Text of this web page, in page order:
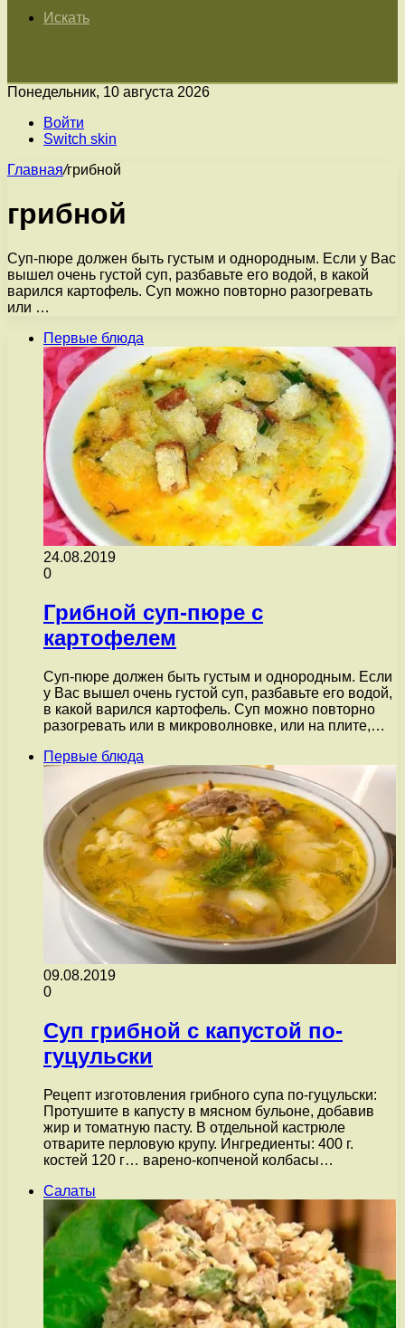
Искать
Понедельник, 10 августа 2026
Войти
Switch skin
Главная/грибной
грибной
Суп-пюре должен быть густым и однородным. Если у Вас
вышел очень густой суп, разбавьте его водой, в какой
варился картофель. Суп можно повторно разогревать
или …
Первые блюда
24.08.2019
0
Грибной суп-пюре с
картофелем
Суп-пюре должен быть густым и однородным. Если
у Вас вышел очень густой суп, разбавьте его водой,
в какой варился картофель. Суп можно повторно
разогревать или в микроволновке, или на плите,…
Первые блюда
09.08.2019
0
Суп грибной с капустой по-
гуцульски
Рецепт изготовления грибного супа по-гуцульски:
Протушите в капусту в мясном бульоне, добавив
жир и томатную пасту. В отдельной кастрюле
отварите перловую крупу. Ингредиенты: 400 г.
костей 120 г… варено-копченой колбасы…
Салаты